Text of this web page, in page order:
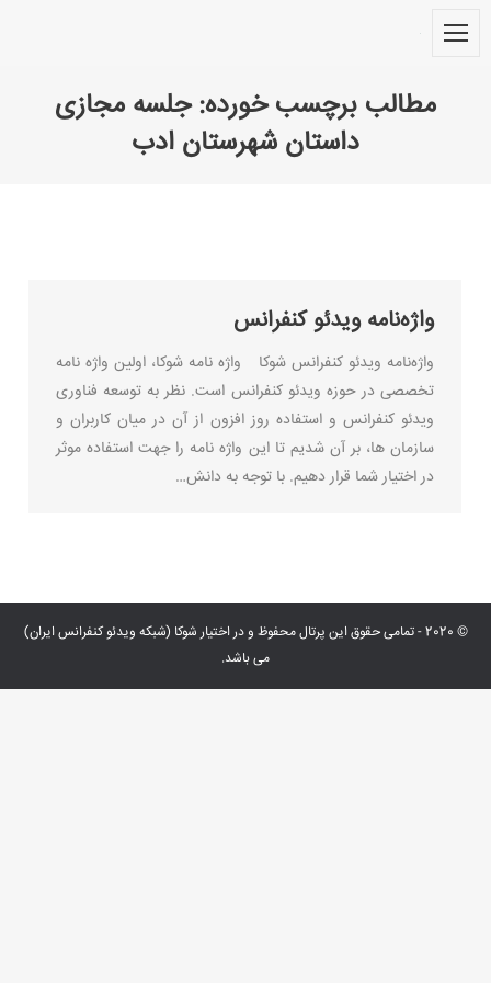
مطالب برچسب خورده:جلسه مجازی
داستان شهرستان ادب
واژه‌نامه ویدئو کنفرانس
واژه‌نامه ویدئو کنفرانس شوکا واژه نامه شوکا، اولین واژه نامه
تخصصی در حوزه ویدئو کنفرانس است. نظر به توسعه فناوری
ویدئو کنفرانس و استفاده روز افزون از آن در میان کاربران و
سازمان ها، بر آن شدیم تا این واژه نامه را جهت استفاده موثر
در اختیار شما قرار دهیم. با توجه به دانش…
© 2020 - تمامی حقوق این پرتال محفوظ و در اختیار شوکا (شبکه ویدئو کنفرانس ایران)
می باشد.